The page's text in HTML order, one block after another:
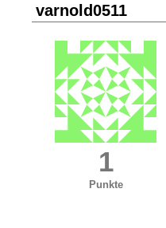
varnold0511
1
Punkte